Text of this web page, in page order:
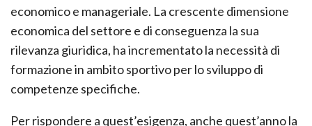
economico e manageriale. La crescente dimensione
economica del settore e di conseguenza la sua
rilevanza giuridica, ha incrementato la necessità di
formazione in ambito sportivo per lo sviluppo di
competenze specifiche.
Per rispondere a quest’esigenza, anche quest’anno la